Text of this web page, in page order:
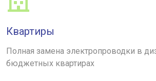
Квартиры
Полная замена электропроводки в
бюджетных квартирах